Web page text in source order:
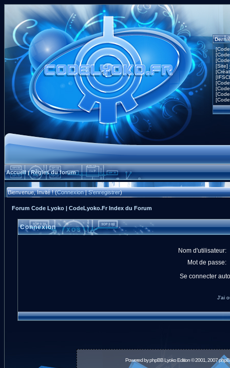
[Site]
Accueil|Règles du forum
Bienvenue, Invité ! (Connexion|S'enregistrer)
Forum Code Lyoko | CodeLyoko.Fr Index du Forum
Connexion
Nom d'utilisateur:
Mot de passe:
Se connecter
J'ai
Powered byphpBBLyoko Edition © 2001, 2007